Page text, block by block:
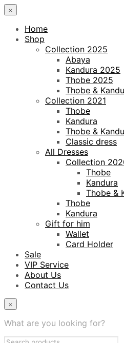
×
Home
Shop
Collection 2025
Abaya
Kandura 2025
Thobe 2025
Thobe &
Collection 2021
Thobe
Kandura
Thobe &
Classic dress
All Dresses
Collection
Thobe
Kandura
Thobe &
Thobe
Kandura
Gift for him
Wallet
Card Holder
Sale
VIP Service
About Us
Contact Us
×
What are you looking for?